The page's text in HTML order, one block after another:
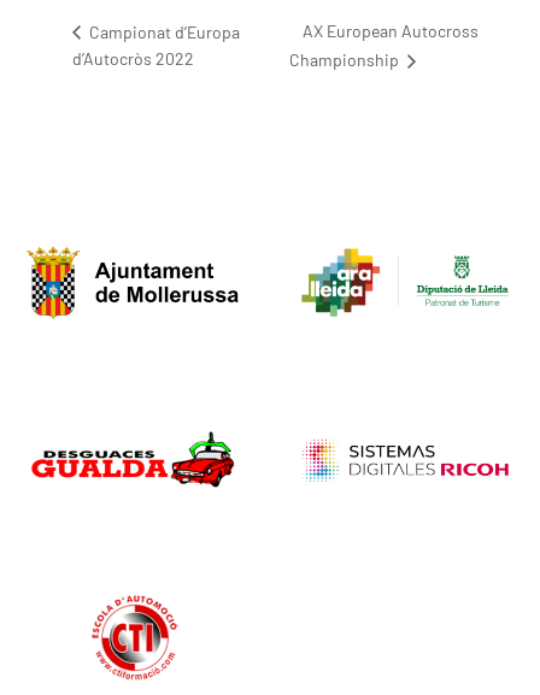
Campionat d’Europa
d’Autocròs 2022
AX European Autocross
Championship